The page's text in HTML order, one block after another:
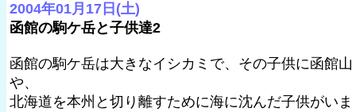
2004年01月17日(土)
函館の駒ケ岳と子供達2
函館の駒ケ岳は大きなイシカミで、その子供に函館山
や、
北海道を本州と切り離すために海に沈んだ子供がいま